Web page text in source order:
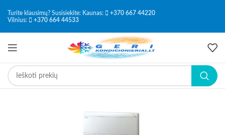
Turite klausimų? Susisiekite: Kaunas:
+370 667 44220
Vilnius:
+370 664 44533